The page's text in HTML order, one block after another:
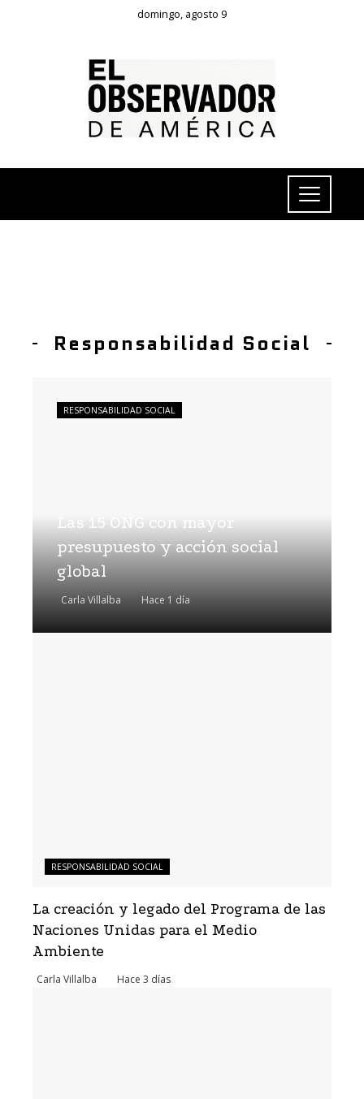
domingo, agosto 9
Responsabilidad Social
Las 15 ONG con mayor
presupuesto y acción social
global
Carla Villalba Hace 1 día
RESPONSABILIDAD SOCIAL
RESPONSABILIDAD SOCIAL
La creación y legado del Programa de las
Naciones Unidas para el Medio
Ambiente
Carla Villalba Hace 3 días